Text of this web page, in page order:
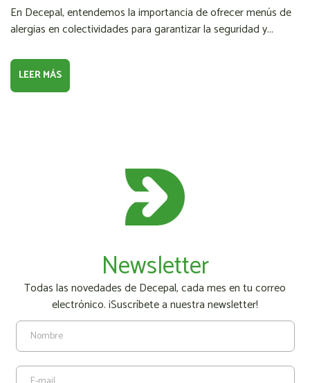
En Decepal, entendemos la importancia de ofrecer menús de
alergias en colectividades para garantizar la seguridad y...
LEER MÁS
Newsletter
Todas las novedades de Decepal, cada mes en tu correo
electrónico. ¡Suscríbete a nuestra newsletter!